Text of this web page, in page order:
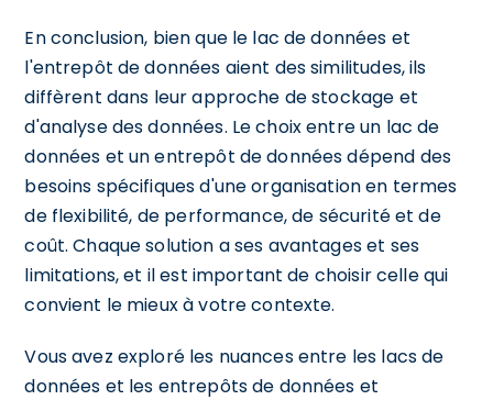
En conclusion, bien que le lac de données et
l'entrepôt de données aient des similitudes, ils
diffèrent dans leur approche de stockage et
d'analyse des données. Le choix entre un lac de
données et un entrepôt de données dépend des
besoins spécifiques d'une organisation en termes
de flexibilité, de performance, de sécurité et de
coût. Chaque solution a ses avantages et ses
limitations, et il est important de choisir celle qui
convient le mieux à votre contexte.
Vous avez exploré les nuances entre les lacs de
données et les entrepôts de données et